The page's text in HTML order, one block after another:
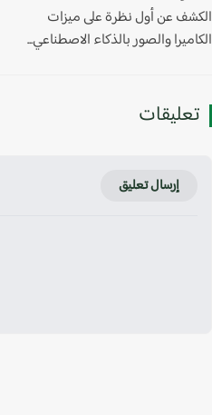
عن أول نظرة على ميزات
والصور بالذكاء الاصطناعي...
إرسال تعليق